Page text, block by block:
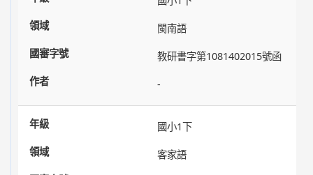
閩南語
教研書字第1081402015號函
-
國小1下
客家語